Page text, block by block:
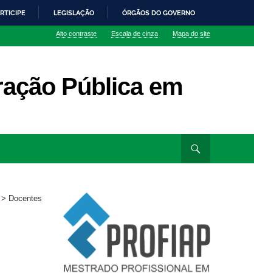
LEGISLAÇÃO ÓRGÃOS DO GOVERNO
Alto contraste Escala de cinza Mapa do site
Pública em
> Docentes